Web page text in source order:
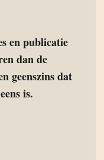
en publicatie
dan de
geenszins dat
is.